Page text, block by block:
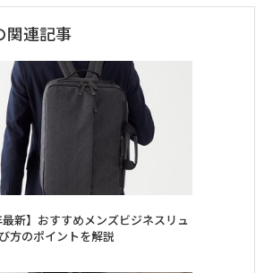
関連記事
最新】おすすめメンズビジネスリュ
方のポイントを解説